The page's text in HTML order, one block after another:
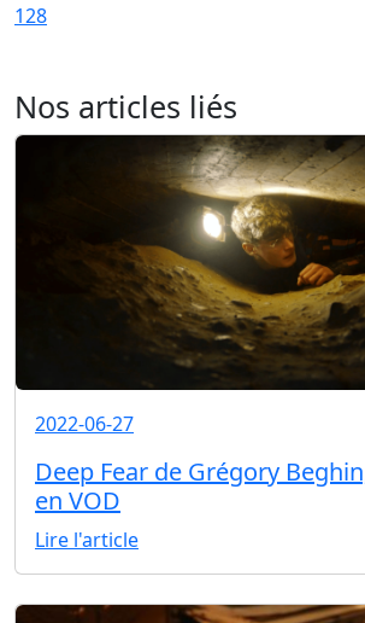
128
Nos articles liés
2022-06-27
Deep Fear de Grégory
en VOD
Lire l'article